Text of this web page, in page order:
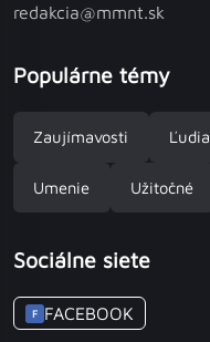
redakcia@mmnt.sk
Populárne témy
Zaujímavosti Ľudia
Umenie Užitočné
Sociálne siete
F FACEBOOK